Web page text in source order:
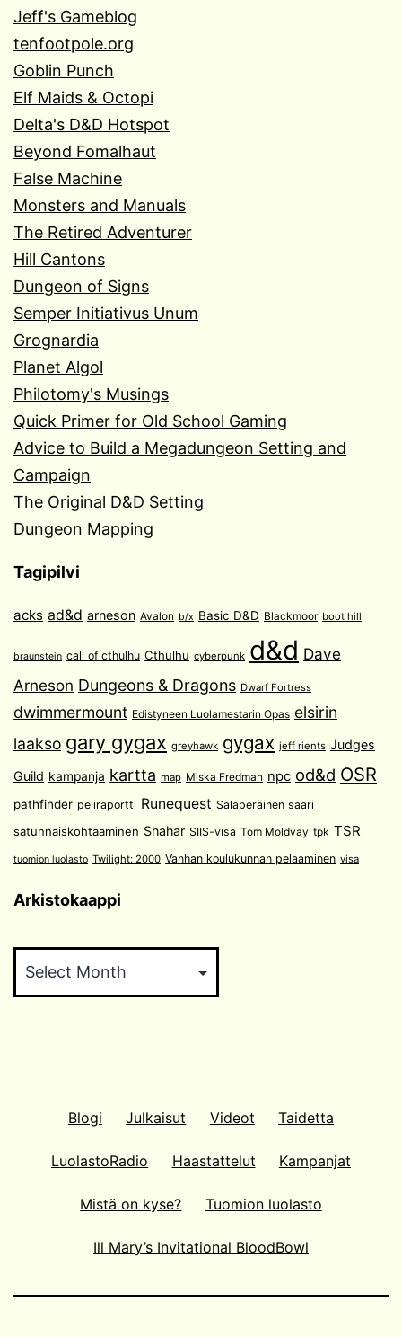
Jeff's Gameblog
tenfootpole.org
Goblin Punch
Elf Maids & Octopi
Delta's D&D Hotspot
Beyond Fomalhaut
False Machine
Monsters and Manuals
The Retired Adventurer
Hill Cantons
Dungeon of Signs
Semper Initiativus Unum
Grognardia
Planet Algol
Philotomy's Musings
Quick Primer for Old School Gaming
Advice to Build a Megadungeon Setting and
Campaign
The Original D&D Setting
Dungeon Mapping
Tagipilvi
acks ad&d arneson Avalon b/x Basic D&D Blackmoor boot hill
braunstein call of cthulhu Cthulhu cyberpunk d&d Dave
Arneson Dungeons & Dragons Dwarf Fortress
dwimmermount Edistyneen Luolamestarin Opas elsirin
laakso gary gygax greyhawk gygax jeff rients Judges
Guild kampanja kartta map Miska Fredman npc od&d OSR
pathfinder peliraportti Runequest Salaperäinen saari
satunnaiskohtaaminen Shahar SIIS-visa Tom Moldvay tpk TSR
tuomion luolasto Twilight: 2000 Vanhan koulukunnan pelaaminen visa
Arkistokaappi
Blogi Julkaisut Videot Taidetta
LuolastoRadio Haastattelut Kampanjat
Mistä on kyse? Tuomion luolasto
Ill Mary’s Invitational BloodBowl